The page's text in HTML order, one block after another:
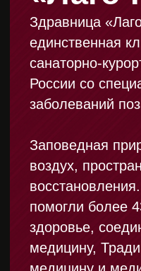
за
и Telegram
Свежие новости, фото и
фестиваля.